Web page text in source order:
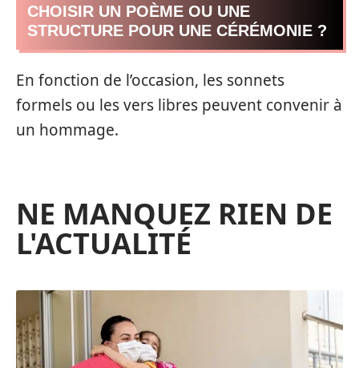
CHOISIR UN POÈME OU UNE
STRUCTURE POUR UNE CÉRÉMONIE ?
En fonction de l’occasion, les sonnets
formels ou les vers libres peuvent convenir à
un hommage.
NE MANQUEZ RIEN DE
L'ACTUALITÉ